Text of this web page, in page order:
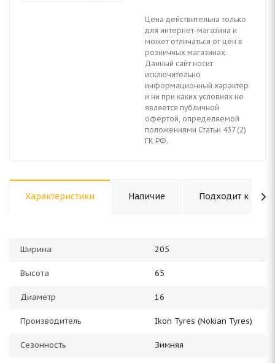
Цена действительна только
для интернет-магазина и
может отличаться от цен в
розничных магазинах.
Данный сайт носит
исключительно
информационный характер
и ни при каких условиях не
является публичной
офертой, определяемой
положениями Статьи 437 (2)
ГК РФ.
Характеристики Наличие Подходит к авто
Ширина 205
Высота 65
Диаметр 16
Производитель Ikon Tyres (Nokian Tyres)
Сезонность Зимняя